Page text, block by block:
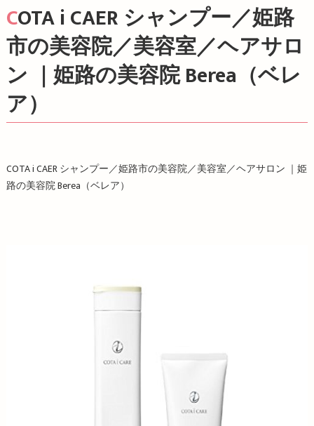
COTA i CAER シャンプー／姫路
市の美容院／美容室／ヘアサロ
ン ｜姫路の美容院 Berea（ベレ
ア）
COTA i CAER シャンプー／姫路市の美容院／美容室／ヘアサロン ｜姫
路の美容院Berea （ベレア）